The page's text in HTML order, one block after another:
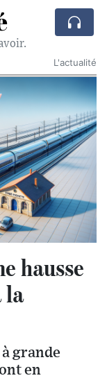
L'actualité
hausse
la
grande
en